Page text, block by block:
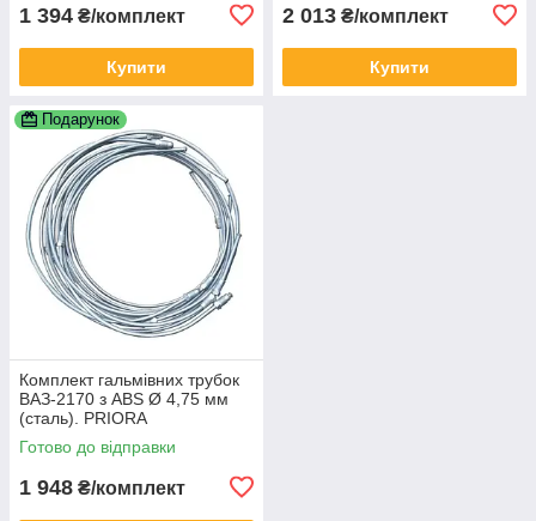
1 394 ₴/комплект
Купити
2 013 ₴/комплект
Купити
Подарунок
Комплект гальмівних трубок
ВАЗ-2170 з ABS Ø 4,75 мм
(сталь). PRIORA
Готово до відправки
1 948 ₴/комплект